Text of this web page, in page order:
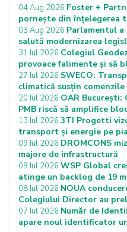
04 Aug 2026 Foster +
pornește din înțelegerea
03 Aug 2026 Parlamentul a
salută modernizarea
31 Iul 2026 Colegiul
provoace falimente și să
27 Iul 2026 SWECO:
climatică susțin comenzile
20 Iul 2026 OAR
PMB riscă să amplifice
13 Iul 2026 3TI Progetti
transport și energie pe
09 Iul 2026 DROMCONS
majore de infrastructură
09 Iul 2026 WSP Global
atinge un backlog de 19
08 Iul 2026 NOUA
Colegiului Director au
07 Iul 2026 Număr de
apare noul identificator